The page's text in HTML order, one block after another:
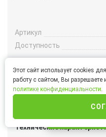
Артикул
Доступность
ДxШxВ
Размеры внутренние, мм
Технические
Этот сайт использует cookies
работу с сайтом, Вы
политике конфиденциальности.